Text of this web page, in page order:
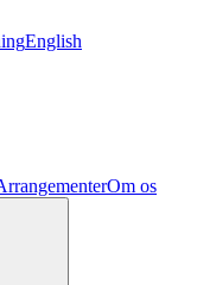
English
Om os